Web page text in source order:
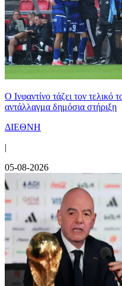
Ο Ινφαντίνο τάζει τον
αντάλλαγμα δημόσια στήριξη
ΔΙΕΘΝΗ
|
05-08-2026